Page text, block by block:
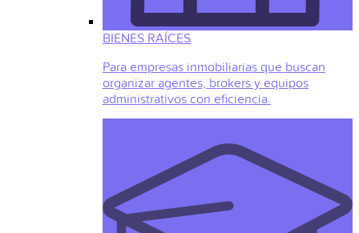
BIENES RAÍCES
Para empresas inmobiliarias que buscan
organizar agentes, brokers y equipos
administrativos con eficiencia.